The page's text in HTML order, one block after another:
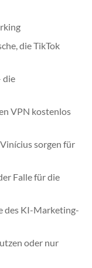
die TikTok
die
VPN kostenlos
sorgen für
Falle für die
des KI-Marketing-
oder nur